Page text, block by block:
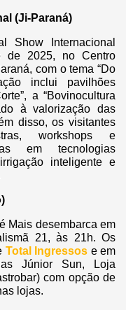
(Ji-Paraná)
Show Internacional
de 2025, no Centro
com o tema “Do
inclui pavilhões
a “Bovinocultura
à valorização das
disso, os visitantes
workshops e
em tecnologias
inteligente e
Mais desembarca em
21, às 21h. Os
Total Ingressos e em
Júnior Sun, Loja
com opção de
lojas.